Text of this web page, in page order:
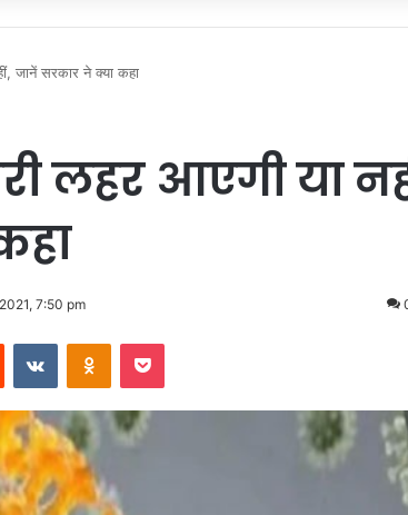
जानें सरकार ने क्‍या कहा
लहर आएगी या
7:50 pm
Reddit VKontakteOdnoklassniki
Pocket